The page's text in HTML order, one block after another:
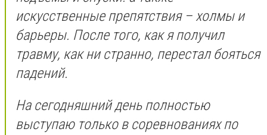
искусственные препятствия – холмы и
барьеры. После того, как я получил
травму, как ни странно, перестал бояться
падений.
На сегодняшний день полностью
выступаю только в соревнованиях по